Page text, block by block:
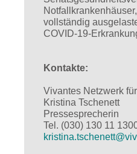
vollständig
COVID-19-
Kontakte:
Vivantes Netzwerk
Kristina Tschenett
Pressesprecherin
Tel. (030) 130 11
kristina.tschenett@